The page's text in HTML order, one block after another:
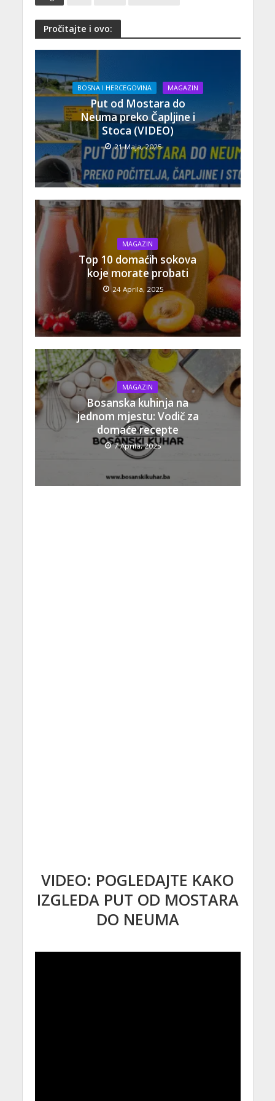
Pročitajte i ovo:
BOSNA I HERCEGOVINA MAGAZIN
Put od Mostara do
Neuma preko Čapljine i
Stoca (VIDEO)
21 Maja, 2025
MAGAZIN
Top 10 domaćih sokova
koje morate probati
24 Aprila, 2025
MAGAZIN
Bosanska kuhinja na
jednom mjestu: Vodič za
domaće recepte
7 Aprila, 2025
VIDEO: POGLEDAJTE KAKO
IZGLEDA PUT OD MOSTARA
DO NEUMA